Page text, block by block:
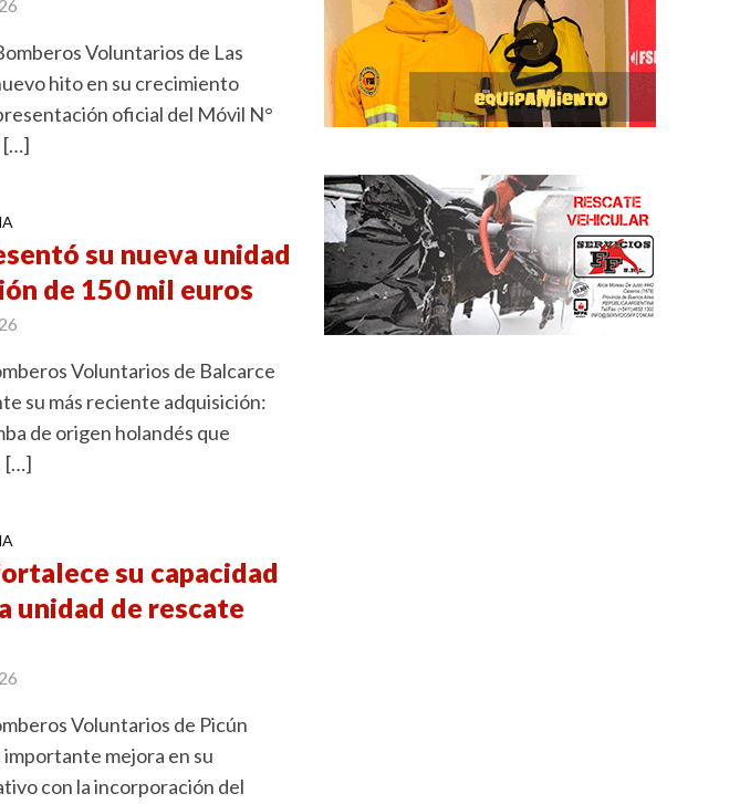
Voluntarios de Las
hito en su crecimiento
oficial del Móvil N°
[…]
su nueva unidad
de 150 mil euros
Voluntarios de Balcarce
su más reciente adquisición:
de origen holandés que
[…]
su capacidad
unidad de rescate
Voluntarios de Picún
mejora en su
con la incorporación del